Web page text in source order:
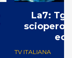
La7: Tg
sciopero
TV ITALIANA